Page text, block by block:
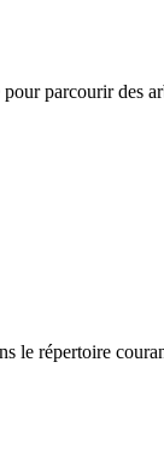
parcourir des
le répertoire